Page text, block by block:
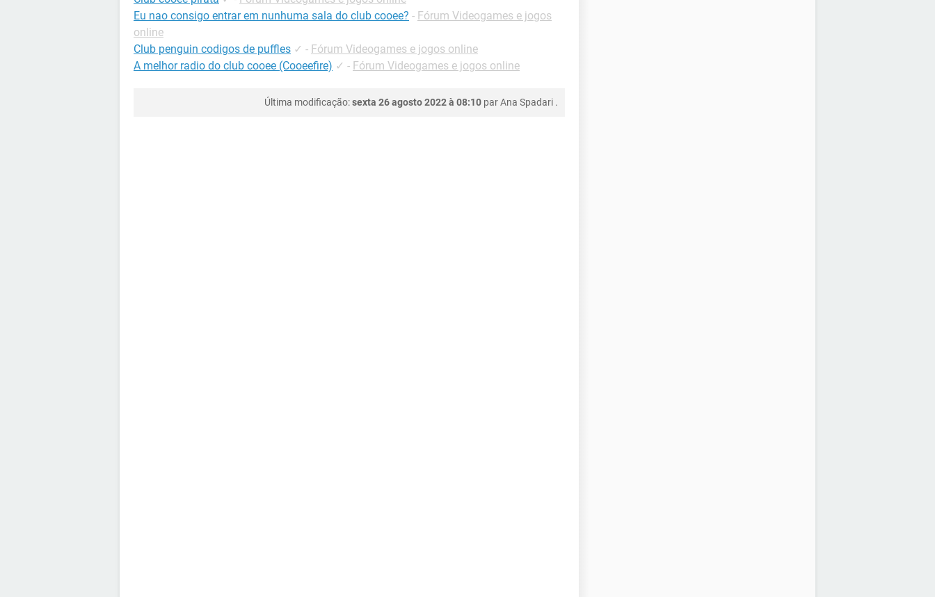
Eu nao consigo entrar em nunhuma sala do club cooee? - Fórum Videogames e jogos
online
Club penguin codigos de puffles ✓ - Fórum Videogames e jogos online
A melhor radio do club cooee (Cooeefire) ✓ - Fórum Videogames e jogos online
Última modificação:sexta 26 agosto 2022 à 08:10 parAna Spadari .